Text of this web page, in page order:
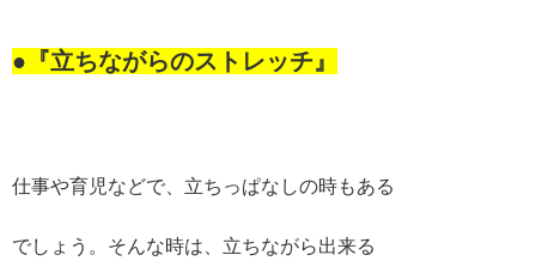
●『立ちながらのストレッチ』
仕事や育児などで、立ちっぱなしの時もある
でしょう。そんな時は、立ちながら出来る